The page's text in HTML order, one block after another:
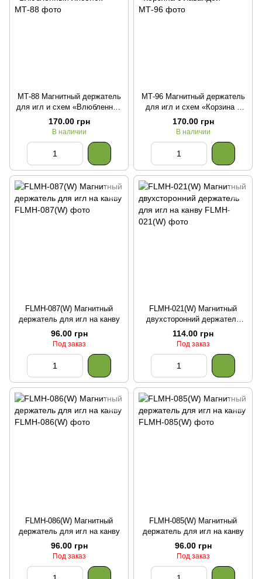
МТ-88 Магнитный держатель
для игл и схем «Влюбленный
лисенок»
170.00 грн
В наличии
МТ-96 Магнитный держатель
для игл и схем «Корзина с
лавандой»
170.00 грн
В наличии
FLMH-087(W) Магнитный
держатель для игл на канву
96.00 грн
Под заказ
FLMH-021(W) Магнитный
двухсторонний держатель
для игл на канву
114.00 грн
Под заказ
FLMH-086(W) Магнитный
держатель для игл на канву
96.00 грн
Под заказ
FLMH-085(W) Магнитный
держатель для игл на канву
96.00 грн
Под заказ